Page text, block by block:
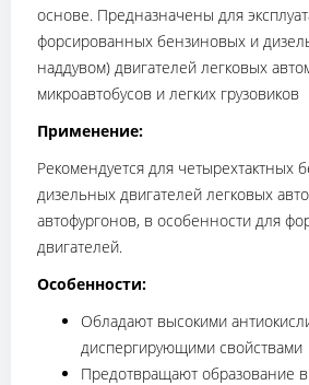
основе. Предназначены для
форсированных бензиновых и
наддувом) двигателей легковых
микроавтобусов и легких грузовиков
Применение:
Рекомендуется для четырехтактных
дизельных двигателей легковых
автофургонов, в особенности для
двигателей.
Особенности:
Обладают высокими
диспергирующими свойствами
Предотвращают образование